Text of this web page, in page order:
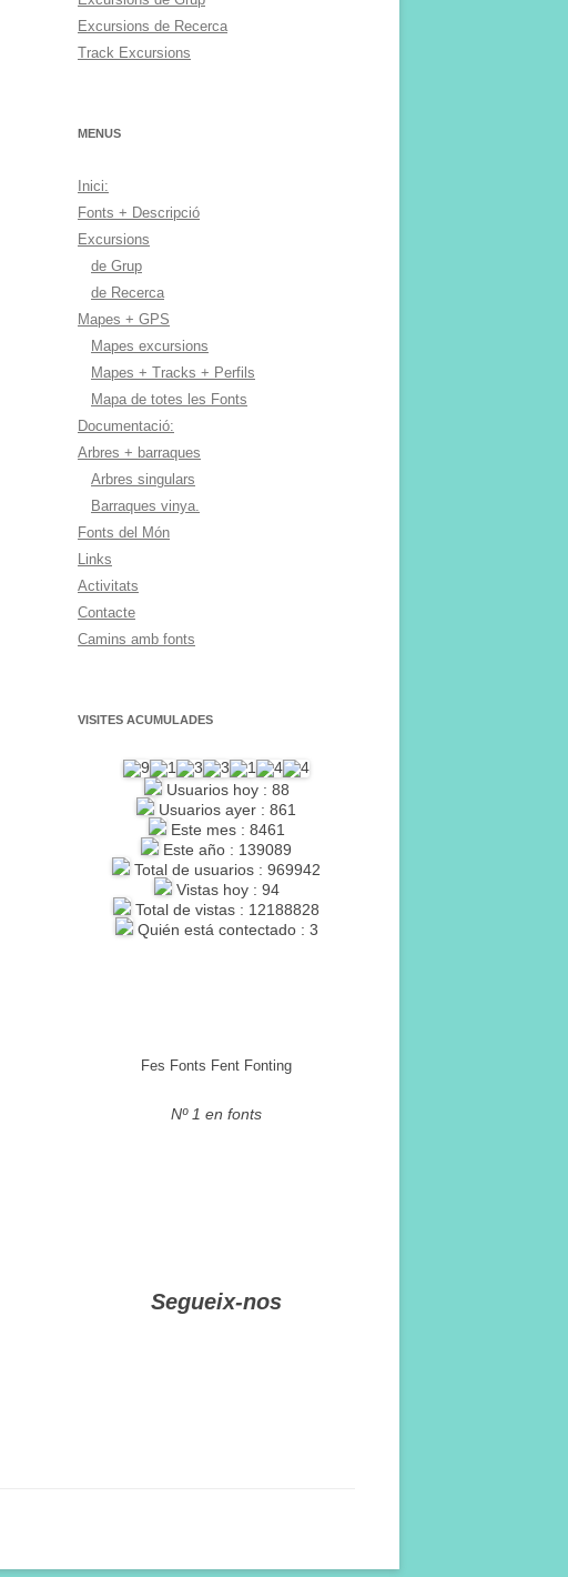
Excursions de Recerca
Track Excursions
MENUS
Inici:
Fonts + Descripció
Excursions
de Grup
de Recerca
Mapes + GPS
Mapes excursions
Mapes + Tracks + Perfils
Mapa de totes les Fonts
Documentació:
Arbres + barraques
Arbres singulars
Barraques vinya.
Fonts del Món
Links
Activitats
Contacte
Camins amb fonts
VISITES ACUMULADES
Usuarios hoy : 88
Usuarios ayer : 861
Este mes : 8461
Este año : 139089
Total de usuarios : 969942
Vistas hoy : 94
Total de vistas : 12188828
Quién está contectado : 3
Fes Fonts Fent Fonting
Nº 1 en fonts
Segueix-nos